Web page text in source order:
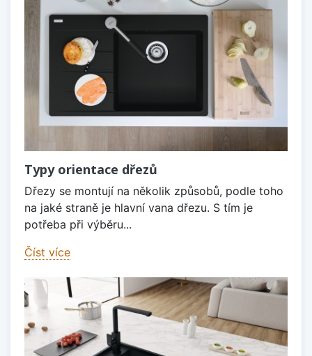
Typy orientace dřezů
Dřezy se montují na několik způsobů, podle toho
na jaké straně je hlavní vana dřezu. S tím je
potřeba při výběru...
Číst více